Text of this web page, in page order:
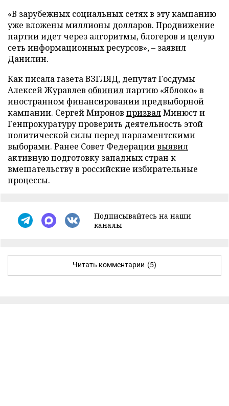
«В зарубежных социальных сетях в эту кампанию
уже вложены миллионы долларов. Продвижение
партии идет через алгоритмы, блогеров и целую
сеть информационных ресурсов», – заявил
Данилин.
Как писала газета ВЗГЛЯД, депутат Госдумы
Алексей Журавлев обвинилпартию «Яблоко» в
иностранном финансировании предвыборной
кампании. Сергей Миронов призвалМинюст и
Генпрокуратуру проверить деятельность этой
политической силы перед парламентскими
выборами. Ранее Совет Федерациивыявил
активную подготовку западных стран к
вмешательству в российские избирательные
процессы.
Подписывайтесь на наши
каналы
Читать комментарии (5)